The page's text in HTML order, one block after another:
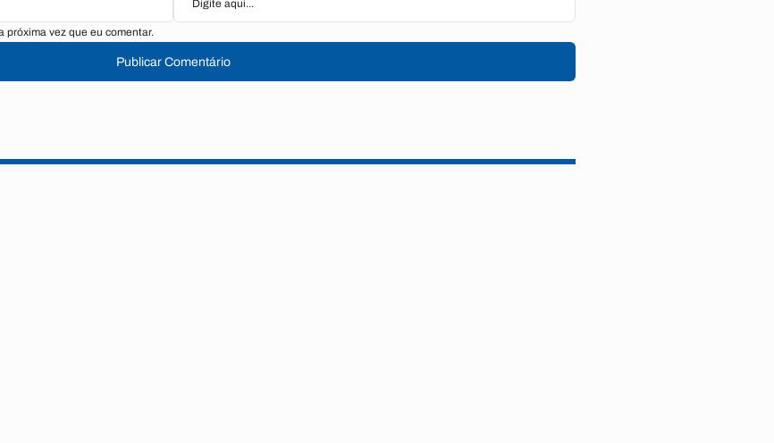
próxima vez que eu comentar.
Publicar Comentário